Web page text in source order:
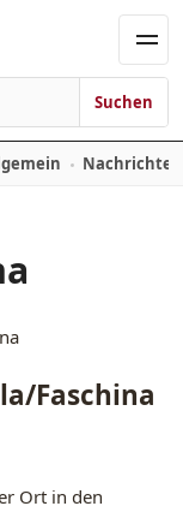
Suchen
Faschina
Ort in den